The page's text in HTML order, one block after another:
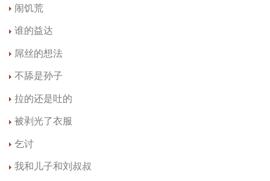
闹饥荒
谁的益达
屌丝的想法
不舔是孙子
拉的还是吐的
被剥光了衣服
乞讨
我和儿子和刘叔叔